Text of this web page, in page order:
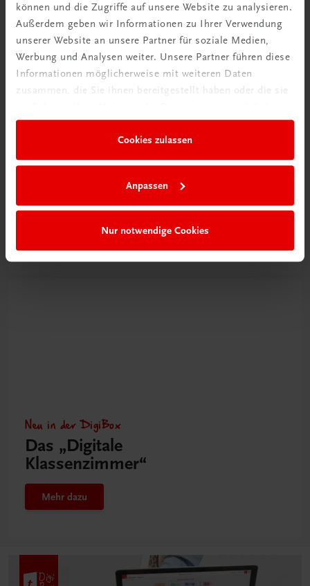
können und die Zugriffe auf unsere Website zu analysieren.
Außerdem geben wir Informationen zu Ihrer Verwendung
unserer Website an unsere Partner für soziale Medien,
Werbung und Analysen weiter. Unsere Partner führen diese
Informationen möglicherweise mit weiteren Daten
zusammen, die Sie ihnen bereitgestellt haben oder die sie
Cookies zulassen
Anpassen
Nur notwendige Cookies
Neu in der DigiBox
Das „Digitale
Klassenzimmer“
Mehr dazu